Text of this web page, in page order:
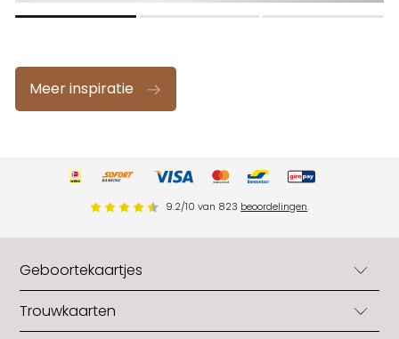
Meer inspiratie
9.2/10 van 823 beoordelingen.
Geboortekaartjes
Geboortekaartjes
Geboortekaartjes jongens
Trouwkaarten